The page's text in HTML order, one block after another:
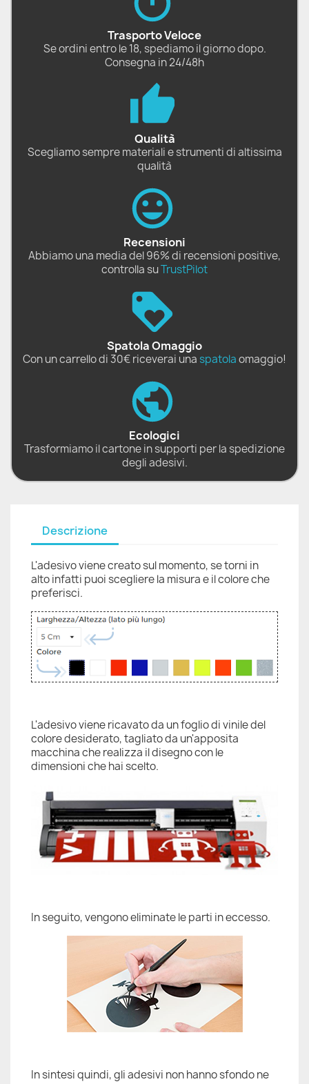
Trasporto Veloce
Se ordini entro le 18, spediamo il giorno dopo.
Consegna in 24/48h
Qualità
Scegliamo sempre materiali e strumenti di altissima
qualità
Recensioni
Abbiamo una media del 96% di recensioni positive,
controlla suTrustPilot
Spatola Omaggio
Con un carrello di 30€ riceverai una spatolaomaggio!
Ecologici
Trasformiamo il cartone in supporti per la spedizione
degli adesivi.
Descrizione
L'adesivo viene creato sul momento, se torni in
alto infatti puoi scegliere la misura e il colore che
preferisci.
L'adesivo viene ricavato da un foglio di vinile del
colore desiderato, tagliato da un'apposita
macchina che realizza il disegno con le
dimensioni che hai scelto.
In seguito, vengono eliminate le parti in eccesso.
In sintesi quindi, gli adesivi non hanno sfondo ne